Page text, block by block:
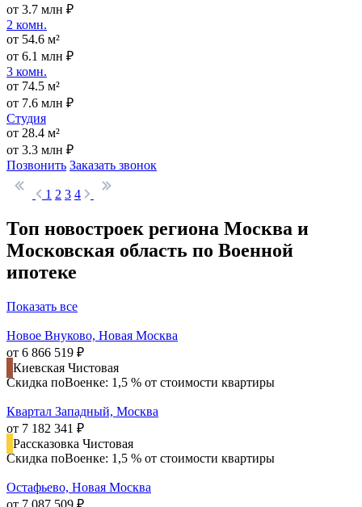
от 3.7 млн ₽
2 комн.
от 54.6 м²
от 6.1 млн ₽
3 комн.
от 74.5 м²
от 7.6 млн ₽
Студия
от 28.4 м²
от 3.3 млн ₽
Позвонить Заказать звонок
1 2 3 4
Топ новостроек региона Москва и
Московская область по Военной
ипотеке
Показать все
Новое Внуково, Новая Москва
от 6 866 519 ₽
Киевская Чистовая
Скидка поВоенке: 1,5 % от стоимости квартиры
Квартал Западный, Москва
от 7 182 341 ₽
Рассказовка Чистовая
Скидка поВоенке: 1,5 % от стоимости квартиры
Остафьево, Новая Москва
от 7 087 509 ₽